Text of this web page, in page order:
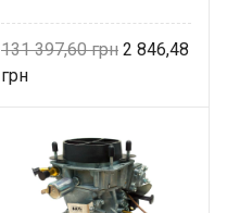
131 397,60 2 846,48